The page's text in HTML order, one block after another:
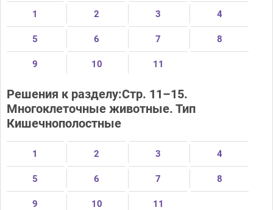
1 2 3 4
5 6 7 8
9 10 11
Решения к разделу:Стр. 11–15.
Многоклеточные животные. Тип
Кишечнополостные
1 2 3 4
5 6 7 8
9 10 11